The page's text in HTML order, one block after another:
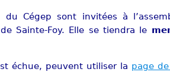
du Cégep sont invitées à
Sainte-Foy. Elle se tiendra le
échue, peuvent utiliser la page